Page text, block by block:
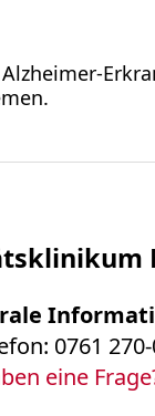
0761
eine